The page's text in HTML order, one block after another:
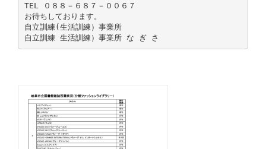
TEL ０８８－６８７－００６７
お待ちしております。
自立訓練(生活訓練）事業所